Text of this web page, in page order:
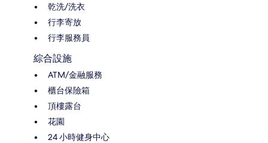
乾洗/洗衣
行李寄放
行李服務員
綜合設施
ATM/金融服務
櫃台保險箱
頂樓露台
花園
24 小時健身中心